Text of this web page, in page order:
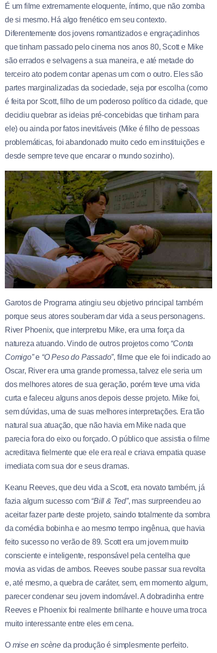
É um filme extremamente eloquente, íntimo, que não zomba
de si mesmo. Há algo frenético em seu contexto.
Diferentemente dos jovens romantizados e engraçadinhos
que tinham passado pelo cinema nos anos 80, Scott e Mike
são errados e selvagens a sua maneira, e até metade do
terceiro ato podem contar apenas um com o outro. Eles são
partes marginalizadas da sociedade, seja por escolha (como
é feita por Scott, filho de um poderoso político da cidade, que
decidiu quebrar as ideias pré-concebidas que tinham para
ele) ou ainda por fatos inevitáveis (Mike é filho de pessoas
problemáticas, foi abandonado muito cedo em instituições e
desde sempre teve que encarar o mundo sozinho).
Garotos de Programa atingiu seu objetivo principal também
porque seus atores souberam dar vida a seus personagens.
River Phoenix, que interpretou Mike, era uma força da
natureza atuando. Vindo de outros projetos como “Conta
Comigo”e “O Peso do Passado”, filme que ele foi indicado ao
Oscar, River era uma grande promessa, talvez ele seria um
dos melhores atores de sua geração, porém teve uma vida
curta e faleceu alguns anos depois desse projeto. Mike foi,
sem dúvidas, uma de suas melhores interpretações. Era tão
natural sua atuação, que não havia em Mike nada que
parecia fora do eixo ou forçado. O público que assistia o filme
acreditava fielmente que ele era real e criava empatia quase
imediata com sua dor e seus dramas.
Keanu Reeves, que deu vida a Scott, era novato também, já
fazia algum sucesso com “Bill & Ted”, mas surpreendeu ao
aceitar fazer parte deste projeto, saindo totalmente da sombra
da comédia bobinha e ao mesmo tempo ingênua, que havia
feito sucesso no verão de 89. Scott era um jovem muito
consciente e inteligente, responsável pela centelha que
movia as vidas de ambos. Reeves soube passar sua revolta
e, até mesmo, a quebra de caráter, sem, em momento algum,
parecer condenar seu jovem indomável. A dobradinha entre
Reeves e Phoenix foi realmente brilhante e houve uma troca
muito interessante entre eles em cena.
O mise en scène da produção é simplesmente perfeito.